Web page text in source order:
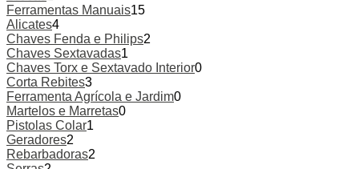
Ferramentas Manuais15
Alicates4
Chaves Fenda e Philips2
Chaves Sextavadas1
Chaves Torx e Sextavado Interior0
Corta Rebites3
Ferramenta Agrícola e Jardim0
Martelos e Marretas0
Pistolas Colar1
Geradores2
Rebarbadoras2